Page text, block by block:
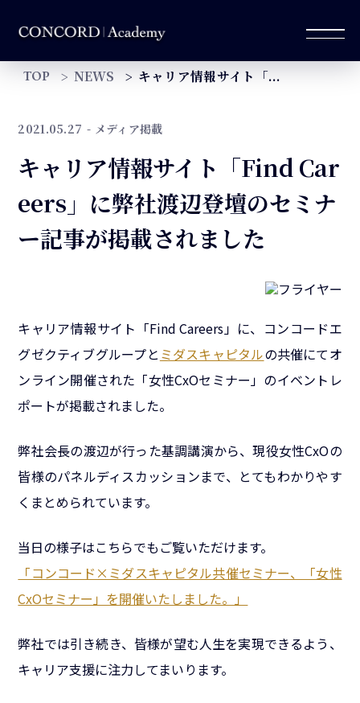
TOP NEWS キャリア情報サイト「...
2021.05.27 - メディア掲載
キャリア情報サイト「Find Car
eers」に弊社渡辺登壇のセミナ
ー記事が掲載されました
キャリア情報サイト「Find Careers」に、コンコードエ
グゼクティブグループと ミダスキャピタルの共催にてオ
ンライン開催された「女性CxOセミナー」のイベントレ
ポートが掲載されました。
弊社会長の渡辺が行った基調講演から、現役女性CxOの
皆様のパネルディスカッションまで、とてもわかりやす
くまとめられています。
当日の様子はこちらでもご覧いただけます。
「コンコード×ミダスキャピタル共催セミナー、「女性
CxOセミナー」を開催いたしました。」
弊社では引き続き、皆様が望む人生を実現できるよう、
キャリア支援に注力してまいります。